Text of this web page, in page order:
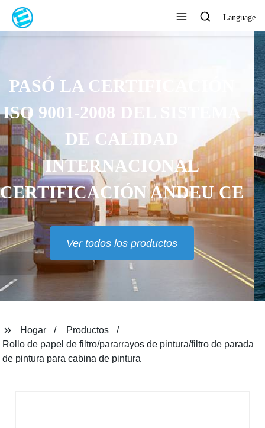
Language
ENTREGA RÁPIDA, EN 7 DÍAS
Ver todos los productos
Hogar
Productos
Rollo de papel de filtro/pararrayos de pintura/filtro de parada
de pintura para cabina de pintura